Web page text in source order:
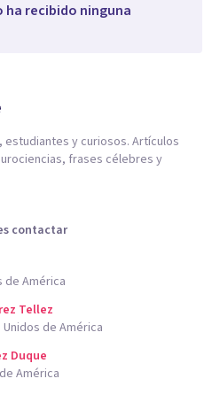
ha recibido ninguna
y curiosos. Artículos
frases célebres y
contactar
de América
Tellez
de América
Duque
América